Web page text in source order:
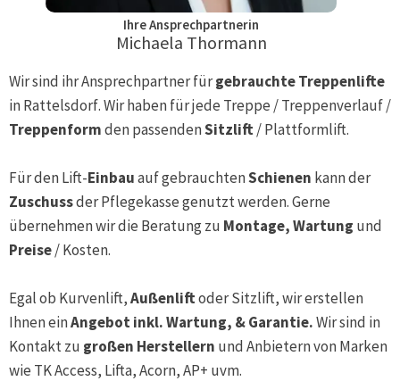
Ihre Ansprechpartnerin
Michaela Thormann
Wir sind ihr Ansprechpartner fürgebrauchte Treppenlifte
inRattelsdorf. Wir haben für jede Treppe / Treppenverlauf /
Treppenformden passendenSitzlift/ Plattformlift.
Für den Lift-Einbauauf gebrauchtenSchienen kann der
Zuschussder Pflegekasse genutzt werden. Gerne
übernehmen wir die Beratung zu Montage, Wartung und
Preise/ Kosten.
Egal ob Kurvenlift,Außenliftoder Sitzlift, wir erstellen
Ihnen einAngebot inkl. Wartung, & Garantie.Wir sind in
Kontakt zu großen Herstellern und Anbietern von Marken
wie TK Access, Lifta, Acorn, AP+ uvm.